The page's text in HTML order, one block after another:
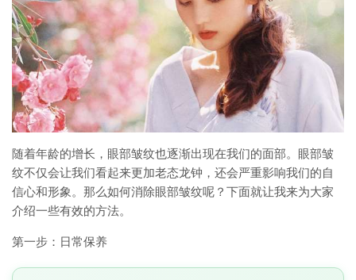
随着年龄的增长，眼部皱纹也逐渐出现在我们的面部。眼部皱
纹不仅会让我们看起来更加老态龙钟，还会严重影响我们的自
信心和形象。那么如何消除眼部皱纹呢？下面就让我来为大家
介绍一些有效的方法。
第一步：日常保养